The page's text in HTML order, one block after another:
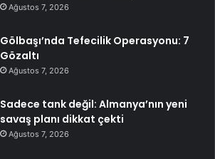
Ağustos 7, 2026
Gölbaşı’nda Tefecilik Operasyonu: 7
Gözaltı
Ağustos 7, 2026
Sadece tank değil: Almanya’nın yeni
savaş planı dikkat çekti
Ağustos 7, 2026